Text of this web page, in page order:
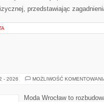
przedstawiając
- 2026 MOŻLIWOŚĆ
Moda Wrocław to